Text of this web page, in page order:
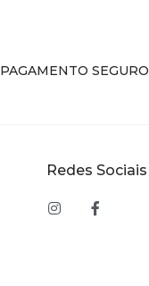
PAGAMENTO SEGURO
Redes Sociais